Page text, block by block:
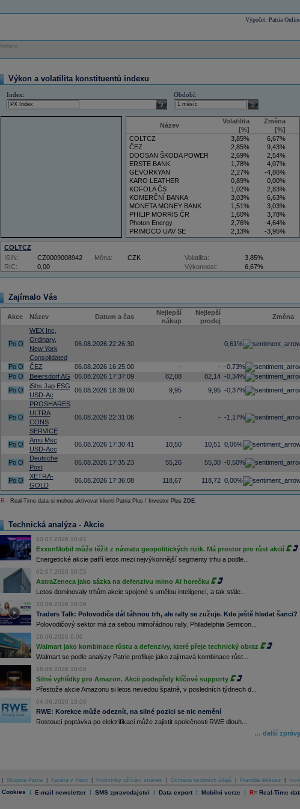
Výpočet: Patria Online
Reklama
Výkon a volatilita konstituentů indexu
Index:
select
Období:
select
Název
Volatilita
[%]
Změna
[%]
COLTCZ
3,85%
6,67%
ČEZ
2,85%
9,43%
DOOSAN ŠKODA POWER
2,69%
2,54%
ERSTE BANK
1,78%
4,07%
GEVORKYAN
2,27%
-4,86%
KARO LEATHER
0,89%
0,00%
KOFOLA ČS
1,02%
2,83%
KOMERČNÍ BANKA
3,03%
6,63%
MONETA MONEY BANK
1,51%
3,03%
PHILIP MORRIS ČR
1,60%
3,78%
Photon Energy
2,76%
-4,64%
PRIMOCO UAV SE
2,13%
-3,95%
VIG
3,50%
5,88%
COLTCZ
RIC: 0,00
ISIN: CZ0009008942 Měna: CZK Volatilita:
3,85%
Výkonnost:
6,67%
Zajímalo Vás
Akce Název Datum a čas
Nejlepší
nákup
Nejlepší
prodej
Změna
Po O
WEX Inc,
Ordinary,
New York
Consolidated
06.08.2026 22:26:30 - - 0,61%
Po O ČEZ 06.08.2026 16:25:00 - - -0,73%
Po O Beiersdorf AG 06.08.2026 17:37:09 82,08 82,14 -0,34%
Po O
iShs Jap ESG
USD-Ac
06.08.2026 18:39:00 9,95 9,95 -0,37%
Po O
PROSHARES
ULTRA
CONS
SERVICE
06.08.2026 22:31:06 - - -1,17%
Po O
Amu Msc
USD-Acc
06.08.2026 17:30:41 10,50 10,51 0,06%
Po O
Deutsche
Post
06.08.2026 17:35:23 55,26 55,30 -0,50%
Po O
XETRA-
GOLD
06.08.2026 17:36:08 118,67 118,72 0,00%
R - Real-Time data si mohou aktivovat klienti Patria Plus / Investor Plus ZDE.
Technická analýza - Akcie
10.07.2026 10:41
ExxonMobil může těžit z návratu geopolitických rizik. Má prostor pro růst akcií
Energetické akcie patří letos mezi nejvýkonnější segmenty trhu a podle...
02.07.2026 10:55
AstraZeneca jako sázka na defenzivu mimo AI horečku
Letos dominovaly trhům akcie spojené s umělou inteligencí, a tak stále...
30.06.2026 16:39
Traders Talk: Polovodiče dál táhnou trh, ale rally se zužuje. Kde ještě hledat šanci?
Polovodičový sektor má za sebou mimořádnou rally. Philadelphia Semicon...
26.06.2026 6:06
Walmart jako kombinace růstu a defenzivy, které přeje technický obraz
Walmart se podle analýzy Patrie profiluje jako zajímavá kombinace růst...
18.06.2026 10:00
Silné vyhlídky pro Amazon. Akcii podepřely klíčové supporty
Přestože akcie Amazonu si letos nevedou špatně, v posledních týdnech d...
04.06.2026 13:06
RWE: Korekce může odeznít, na silné pozici se nic nemění
Rostoucí poptávka po elektrifikaci může zajistit společnosti RWE dlouh...
… další zprávy
Skupina Patria Kariéra v Patrii Podmínky užívání stránek Ochrana osobních údajů Pravidla diskuse
Cookies | E-mail newsletter | SMS zpravodajství | Data export | Mobilní verze | R= Real-Time